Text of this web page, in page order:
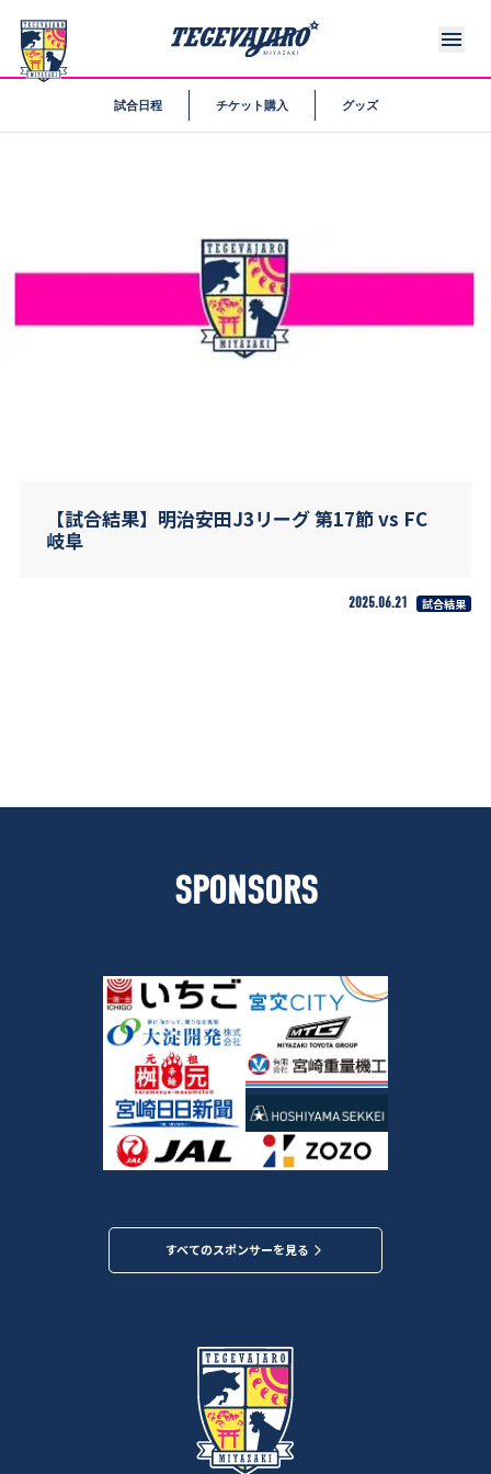
試合日程 チケット購入 グッズ
【試合結果】明治安田J3リーグ 第17節 vs FC
岐阜
2025.06.21 試合結果
SPONSORS
すべてのスポンサーを見る